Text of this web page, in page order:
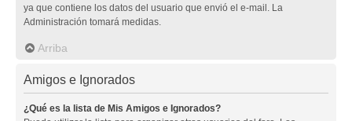
ya que contiene los datos del usuario que envió el e-mail. La
Administración tomará medidas.
Arriba
Amigos e Ignorados
¿Qué es la lista de Mis Amigos e Ignorados?